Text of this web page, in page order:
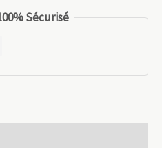
Sécurisé